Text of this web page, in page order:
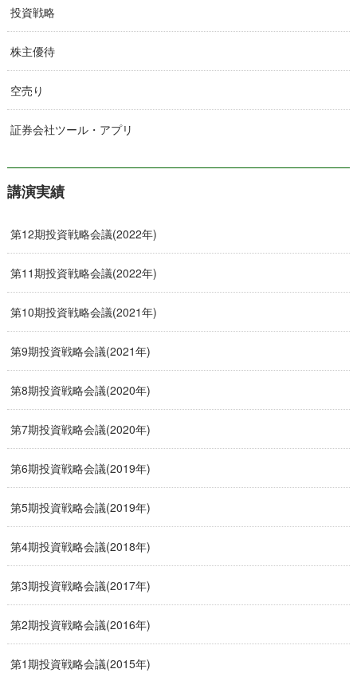
投資戦略
株主優待
空売り
証券会社ツール・アプリ
講演実績
第12期投資戦略会議(2022年)
第11期投資戦略会議(2022年)
第10期投資戦略会議(2021年)
第9期投資戦略会議(2021年)
第8期投資戦略会議(2020年)
第7期投資戦略会議(2020年)
第6期投資戦略会議(2019年)
第5期投資戦略会議(2019年)
第4期投資戦略会議(2018年)
第3期投資戦略会議(2017年)
第2期投資戦略会議(2016年)
第1期投資戦略会議(2015年)